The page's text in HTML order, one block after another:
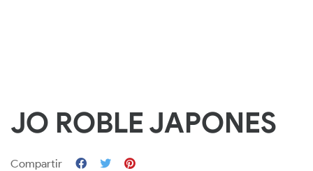
JO ROBLE JAPONES
Compartir